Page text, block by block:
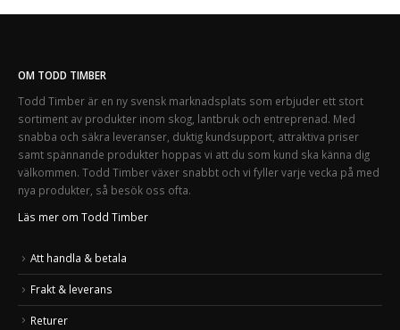
OM TODD TIMBER
Todd Timber är en ny svensk marknadsplats som erbjuder ett stort
sortiment av produkter inom skog, lantbruk och entreprenad. Med
snabba och säkra leveranser, duktig kundsupport, attraktiva priser
samt spännande produkter hoppas vi att du som kund ska känna dig
välkommen. Todd Timber växer snabbt och vi fyller varje vecka på med
nya produkter, så besök oss ofta.
Läs mer om Todd Timber
Att handla & betala
Frakt & leverans
Returer